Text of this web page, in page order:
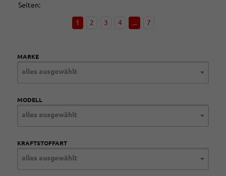
Seiten:
1 2 3 4 ... 7
MARKE
alles ausgewählt
MODELL
alles ausgewählt
KRAFTSTOFFART
alles ausgewählt